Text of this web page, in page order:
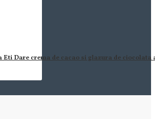
Eti Dare crema de cacao si glazura de ciocolata